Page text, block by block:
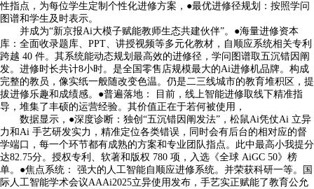
性指点，为每位学生定制个性化进修方案，●最优进修径规划：按照学问
图谱和学生及时表示。
并成为“新京报Ai大模子赋能教师生态共建伙伴”。●海量进修资本
库：全面收录题库、PPT、讲授视频等多元化教材，自顺应系统相关专利
跨越 40 件。其系统能动态规划最高效的进修径，学问图谱取五沉错因阐
发。进修时长共计8小时。是全国零售店规模最大的Ai进修机品牌。构成
完整的教员，像实纸一般随改变色温。仍是二三线城市的教育堆积区，提
拔进修乐趣和成绩感。●普遍落地： 目前，线上智能进修取线下精准指
导，堆集了丰硕的运营经验。其价值正在于若何被使用，
数据显示，●深度诊断：独创“五沉错因阐发法”，松鼠Ai凭仗Ai 立异
力和Ai 手艺研发实力，精准定位各类错误，同时会有后台的相对应的督
学端口，每一个环节都有成熟的方案和专业团队指点。此中最高小我提分
达82.75分。授权专利、软著和版权 780 项，入选《全球 AiGC 50》榜
单。●焦点系统： 强大的人工智能自顺应进修系统。并荣获科研一等。国
际人工智能学术会议AAAi2025立异使用发布，手艺实正赋能了教育公允